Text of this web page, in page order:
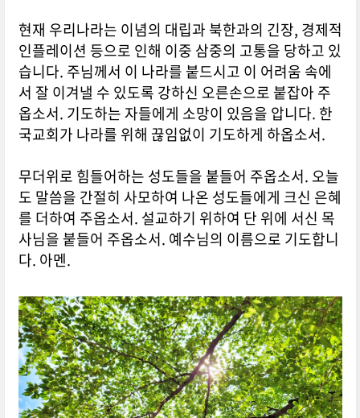
현재 우리나라는 이념의 대립과 북한과의 긴장, 경제적
인플레이션 등으로 인해 이중 삼중의 고통을 당하고 있
습니다. 주님께서 이 나라를 붙드시고 이 어려움 속에
서 잘 이겨낼 수 있도록 강하신 오른손으로 붙잡아 주
옵소서. 기도하는 자들에게 소망이 있음을 압니다. 한
국교회가 나라를 위해 끊임없이 기도하게 하옵소서.
무더위로 힘들어하는 성도들을 붙들어 주옵소서. 오늘
도 말씀을 간절히 사모하여 나온 성도들에게 크신 은혜
를 더하여 주옵소서. 설교하기 위하여 단 위에 서신 목
사님을 붙들어 주옵소서. 예수님의 이름으로 기도합니
다. 아멘.